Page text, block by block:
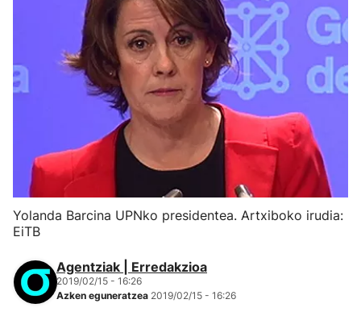
Yolanda Barcina UPNko presidentea. Artxiboko irudia:
EiTB
Agentziak | Erredakzioa
2019/02/15 - 16:26
Azken eguneratzea 2019/02/15 - 16:26